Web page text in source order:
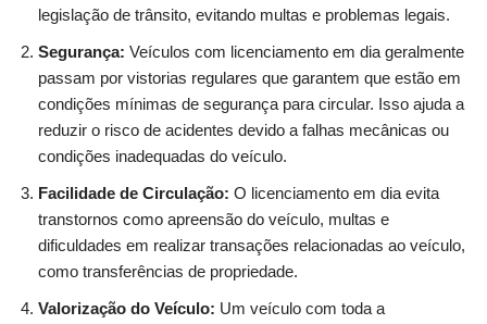
legislação de trânsito, evitando multas e problemas legais.
Segurança: Veículos com licenciamento em dia geralmente
passam por vistorias regulares que garantem que estão em
condições mínimas de segurança para circular. Isso ajuda a
reduzir o risco de acidentes devido a falhas mecânicas ou
condições inadequadas do veículo.
Facilidade de Circulação: O licenciamento em dia evita
transtornos como apreensão do veículo, multas e
dificuldades em realizar transações relacionadas ao veículo,
como transferências de propriedade.
Valorização do Veículo: Um veículo com toda a